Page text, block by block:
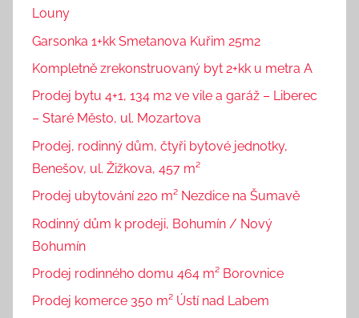
Louny
Garsonka 1+kk Smetanova Kuřim 25m2
Kompletně zrekonstruovaný byt 2+kk u metra A
Prodej bytu 4+1, 134 m2 ve vile a garáž – Liberec
– Staré Město, ul. Mozartova
Prodej, rodinný dům, čtyři bytové jednotky,
Benešov, ul. Žižkova, 457 m²
Prodej ubytování 220 m² Nezdice na Šumavě
Rodinný dům k prodeji, Bohumín / Nový
Bohumín
Prodej rodinného domu 464 m² Borovnice
Prodej komerce 350 m² Ústí nad Labem